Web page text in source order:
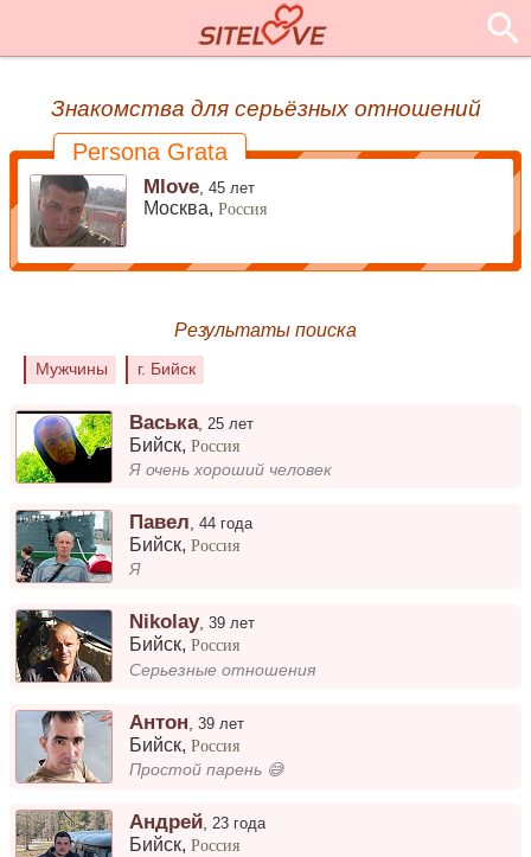
Знакомства для серьёзных отношений
Persona Grata
Mlove ,45 лет
Москва,Россия
Результаты поиска
Мужчины г. Бийск
Васька, 25 лет
Бийск,Россия
Я очень хороший человек
Павел ,44 года
Бийск,Россия
Я
Nikolay,39 лет
Бийск,Россия
Серьезные отношения
Антон ,39 лет
Бийск,Россия
Простой парень 😅
Андрей 23 года
Бийск,Россия